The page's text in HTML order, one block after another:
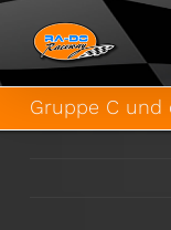
Zum
Inhalt
springen
Gruppe C und